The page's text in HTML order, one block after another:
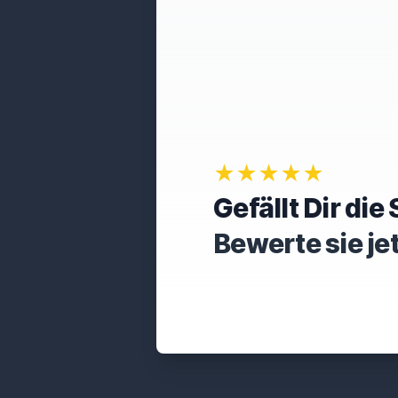
★★★★★
Gefällt Dir die
Bewerte sie